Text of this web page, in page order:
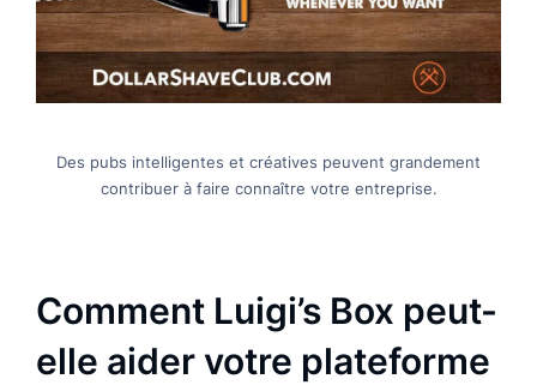
Des pubs intelligentes et créatives peuvent grandement
contribuer à faire connaître votre entreprise.
Comment Luigi’s Box peut-
elle aider votre plateforme